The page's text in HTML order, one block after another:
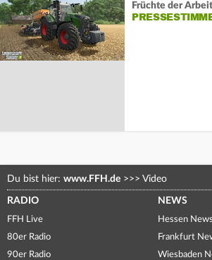
Früchte der
Du bist hier: www.FFH.de >>> Video
RADIO
FFH Live
80er Radio
90er Radio
NEWS
Hessen News
Frankfurt
Wiesbaden